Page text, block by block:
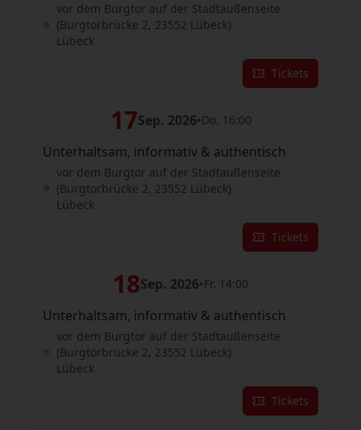
vor dem Burgtor auf der Stadtaußenseite
(Burgtorbrücke 2, 23552 Lübeck)
Lübeck
Tickets
17Sep. 2026•Do. 16:00
Unterhaltsam, informativ & authentisch
vor dem Burgtor auf der Stadtaußenseite
(Burgtorbrücke 2, 23552 Lübeck)
Lübeck
Tickets
18Sep. 2026•Fr. 14:00
Unterhaltsam, informativ & authentisch
vor dem Burgtor auf der Stadtaußenseite
(Burgtorbrücke 2, 23552 Lübeck)
Lübeck
Tickets